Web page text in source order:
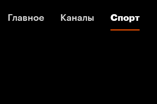
Главное Каналы Спорт
Главное Каналы Спорт